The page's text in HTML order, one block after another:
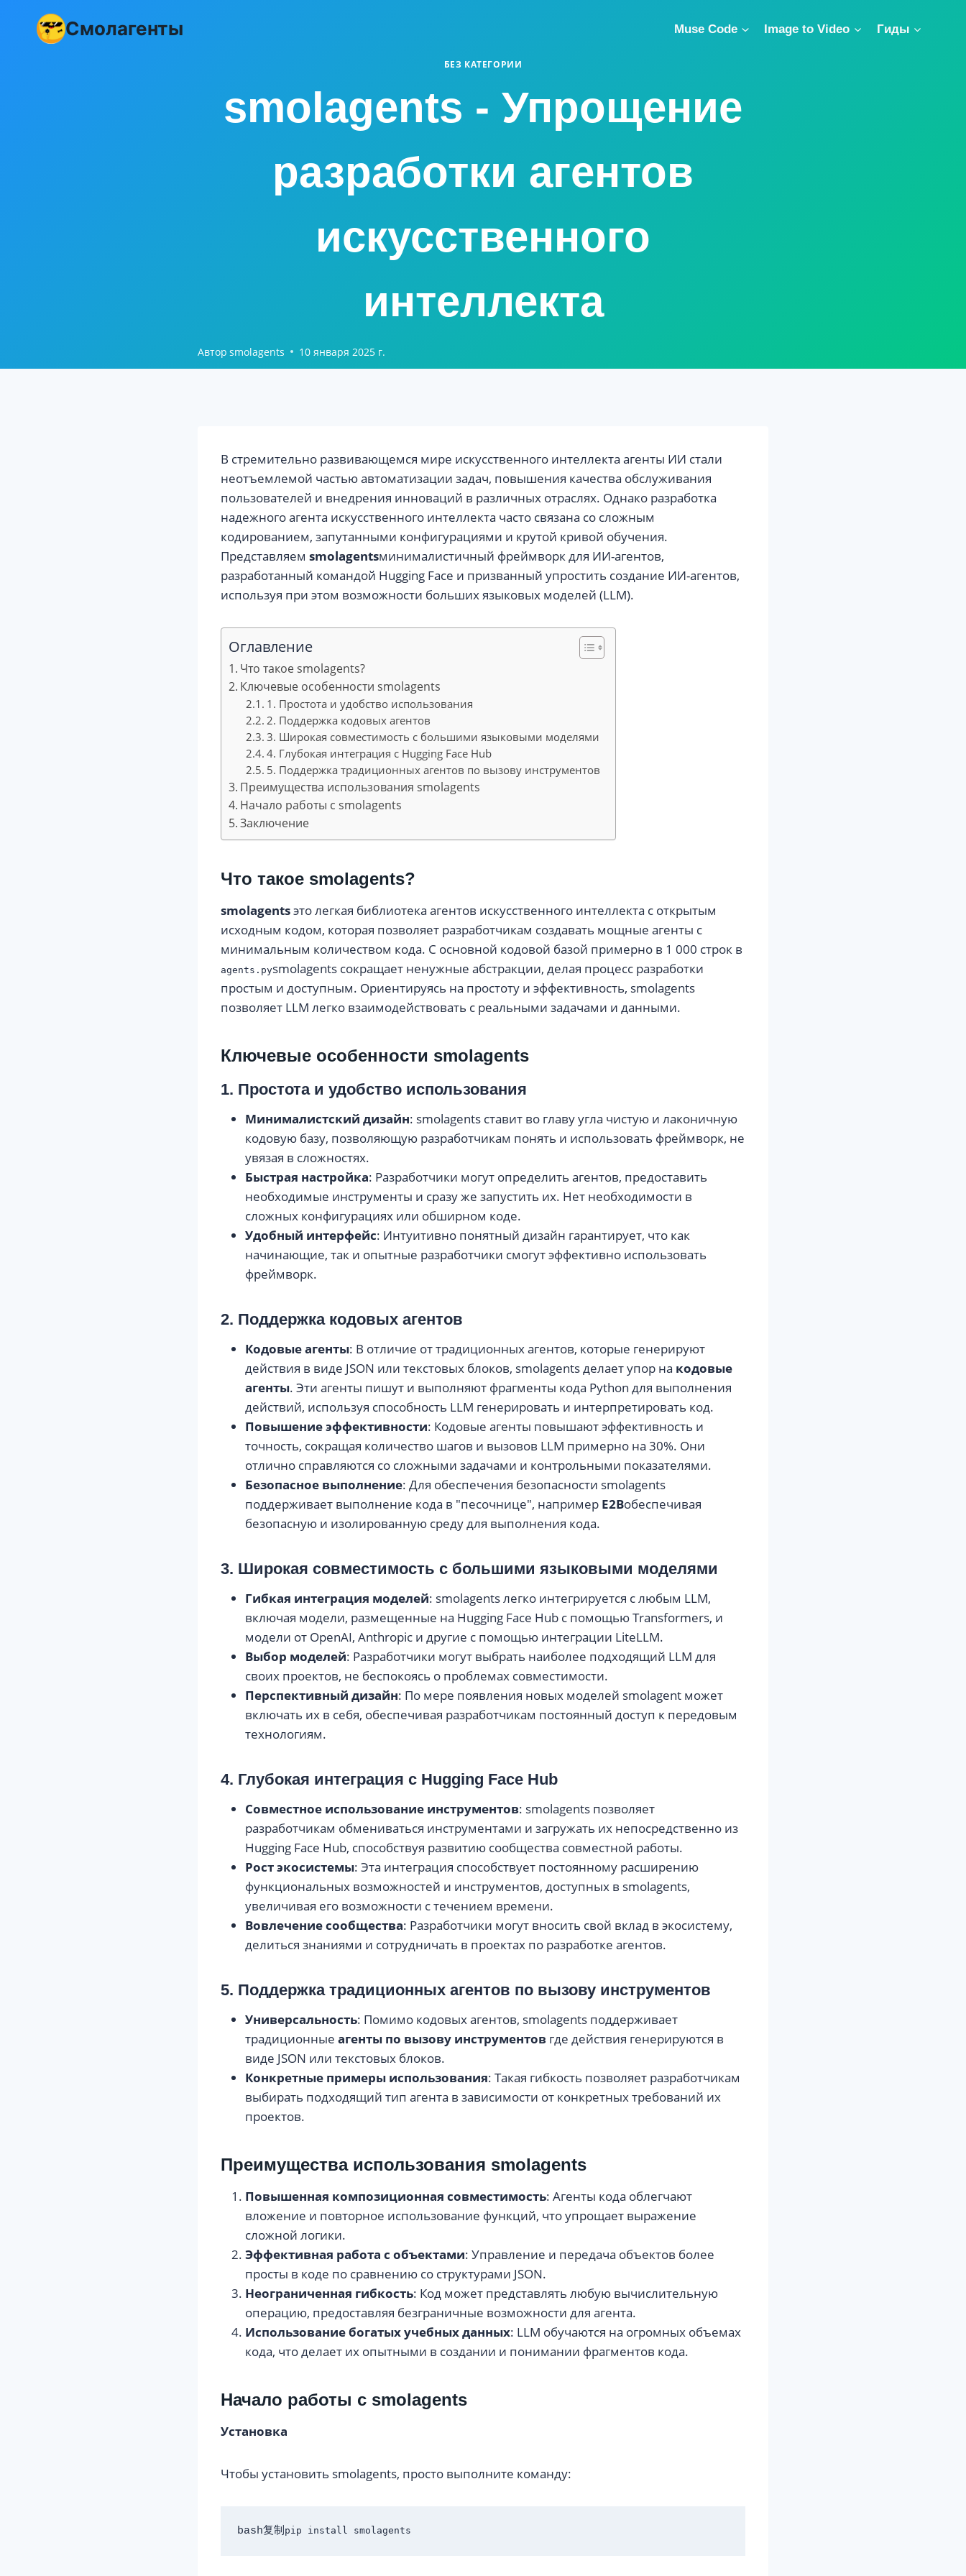
контенту
Смолагенты Muse Code Image to Video Гиды
БЕЗ КАТЕГОРИИ
smolagents - Упрощение
разработки агентов
искусственного
интеллекта
Автор smolagents 10 января 2025 г.
В стремительно развивающемся мире искусственного интеллекта агенты ИИ стали
неотъемлемой частью автоматизации задач, повышения качества обслуживания
пользователей и внедрения инноваций в различных отраслях. Однако разработка
надежного агента искусственного интеллекта часто связана со сложным
кодированием, запутанными конфигурациями и крутой кривой обучения.
Представляем smolagentsминималистичный фреймворк для ИИ-агентов,
разработанный командой Hugging Face и призванный упростить создание ИИ-агентов,
используя при этом возможности больших языковых моделей (LLM).
Оглавление
Что такое smolagents?
Ключевые особенности smolagents
1. Простота и удобство использования
2. Поддержка кодовых агентов
3. Широкая совместимость с большими языковыми моделями
4. Глубокая интеграция с Hugging Face Hub
5. Поддержка традиционных агентов по вызову инструментов
Преимущества использования smolagents
Начало работы с smolagents
Заключение
Что такое smolagents?
smolagentsэто легкая библиотека агентов искусственного интеллекта с открытым
исходным кодом, которая позволяет разработчикам создавать мощные агенты с
минимальным количеством кода. С основной кодовой базой примерно в 1 000 строк в
agents.pysmolagents сокращает ненужные абстракции, делая процесс разработки
простым и доступным. Ориентируясь на простоту и эффективность, smolagents
позволяет LLM легко взаимодействовать с реальными задачами и данными.
Ключевые особенности smolagents
1. Простота и удобство использования
Минималистский дизайн: smolagents ставит во главу угла чистую и лаконичную
кодовую базу, позволяющую разработчикам понять и использовать фреймворк, не
увязая в сложностях.
Быстрая настройка: Разработчики могут определить агентов, предоставить
необходимые инструменты и сразу же запустить их. Нет необходимости в
сложных конфигурациях или обширном коде.
Удобный интерфейс: Интуитивно понятный дизайн гарантирует, что как
начинающие, так и опытные разработчики смогут эффективно использовать
фреймворк.
2. Поддержка кодовых агентов
Кодовые агенты: В отличие от традиционных агентов, которые генерируют
действия в виде JSON или текстовых блоков, smolagents делает упор на кодовые
агенты. Эти агенты пишут и выполняют фрагменты кода Python для выполнения
действий, используя способность LLM генерировать и интерпретировать код.
Повышение эффективности: Кодовые агенты повышают эффективность и
точность, сокращая количество шагов и вызовов LLM примерно на 30%. Они
отлично справляются со сложными задачами и контрольными показателями.
Безопасное выполнение: Для обеспечения безопасности smolagents
поддерживает выполнение кода в "песочнице", например E2Bобеспечивая
безопасную и изолированную среду для выполнения кода.
3. Широкая совместимость с большими языковыми моделями
Гибкая интеграция моделей: smolagents легко интегрируется с любым LLM,
включая модели, размещенные на Hugging Face Hub с помощью Transformers, и
модели от OpenAI, Anthropic и другие с помощью интеграции LiteLLM.
Выбор моделей: Разработчики могут выбрать наиболее подходящий LLM для
своих проектов, не беспокоясь о проблемах совместимости.
Перспективный дизайн: По мере появления новых моделей smolagent может
включать их в себя, обеспечивая разработчикам постоянный доступ к передовым
технологиям.
4. Глубокая интеграция с Hugging Face Hub
Совместное использование инструментов: smolagents позволяет
разработчикам обмениваться инструментами и загружать их непосредственно из
Hugging Face Hub, способствуя развитию сообщества совместной работы.
Рост экосистемы: Эта интеграция способствует постоянному расширению
функциональных возможностей и инструментов, доступных в smolagents,
увеличивая его возможности с течением времени.
Вовлечение сообщества: Разработчики могут вносить свой вклад в экосистему,
делиться знаниями и сотрудничать в проектах по разработке агентов.
5. Поддержка традиционных агентов по вызову инструментов
Универсальность: Помимо кодовых агентов, smolagents поддерживает
традиционные агенты по вызову инструментов где действия генерируются в
виде JSON или текстовых блоков.
Конкретные примеры использования: Такая гибкость позволяет разработчикам
выбирать подходящий тип агента в зависимости от конкретных требований их
проектов.
Преимущества использования smolagents
Повышенная композиционная совместимость: Агенты кода облегчают
вложение и повторное использование функций, что упрощает выражение
сложной логики.
Эффективная работа с объектами: Управление и передача объектов более
просты в коде по сравнению со структурами JSON.
Неограниченная гибкость: Код может представлять любую вычислительную
операцию, предоставляя безграничные возможности для агента.
Использование богатых учебных данных: LLM обучаются на огромных объемах
кода, что делает их опытными в создании и понимании фрагментов кода.
Начало работы с smolagents
Установка
Чтобы установить smolagents, просто выполните команду:
bash复制